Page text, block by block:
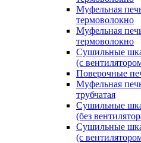
Муфельная
термоволокно
Муфельная
термоволокно
Сушильные
(с
Поверочные
Муфельная
трубчатая
Сушильные
(без
Сушильные
(с